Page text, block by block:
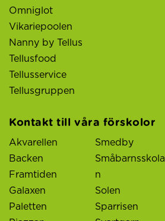
Omniglot
Vikariepoolen
Nanny by Tellus
Tellusfood
Tellusservice
Tellusgruppen
Kontakt till våra förskolor
Akvarellen
Backen
Framtiden
Galaxen
Paletten
Smedby
Småbarnsskola
n
Solen
Sparrisen